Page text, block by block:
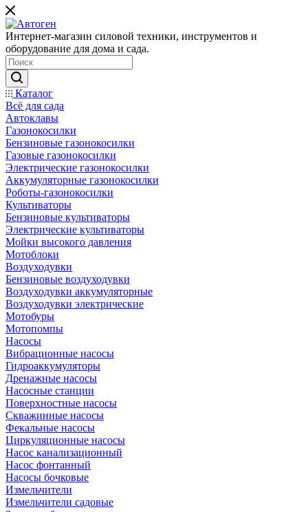
Интернет-магазин силовой техники, инструментов и
оборудование для дома и сада.
Каталог
Всё для сада
Автоклавы
Газонокосилки
Бензиновые газонокосилки
Газовые газонокосилки
Электрические газонокосилки
Аккумуляторные газонокосилки
Роботы-газонокосилки
Культиваторы
Бензиновые культиваторы
Электрические культиваторы
Мойки высокого давления
Мотоблоки
Воздуходувки
Бензиновые воздуходувки
Воздуходувки аккумуляторные
Воздуходувки электрические
Мотобуры
Мотопомпы
Насосы
Вибрационные насосы
Гидроаккумуляторы
Дренажные насосы
Насосные станции
Поверхностные насосы
Скважинные насосы
Фекальные насосы
Циркуляционные насосы
Насос канализационный
Насос фонтанный
Насосы бочковые
Измельчители
Измельчители садовые